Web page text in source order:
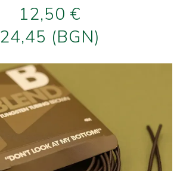
12,50 €
24,45 (BGN)